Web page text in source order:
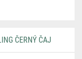
ČERNÝ ČAJ